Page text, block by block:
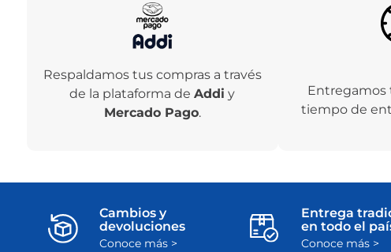
Respaldamos tus compras a través
de la plataforma deAddi y
Mercado Pago.
Entregamos
tiempo de
Cambios y
devoluciones
Conoce más >
Entrega
en todo el
Conoce más >